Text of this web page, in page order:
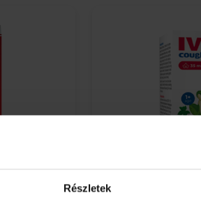
Részletek